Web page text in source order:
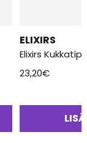
ELIXIRS
Elixirs
23,20€